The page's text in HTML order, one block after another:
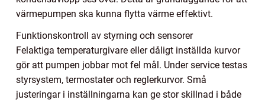
värmepumpen ska kunna flytta värme effektivt.
Funktionskontroll av styrning och sensorer
Felaktiga temperaturgivare eller dåligt inställda kurvor
gör att pumpen jobbar mot fel mål. Under service testas
styrsystem, termostater och reglerkurvor. Små
justeringar i inställningarna kan ge stor skillnad i både